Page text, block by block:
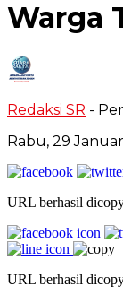
Warga
Redaksi SR -
Rabu, 29
URL berhasil
URL berhasil